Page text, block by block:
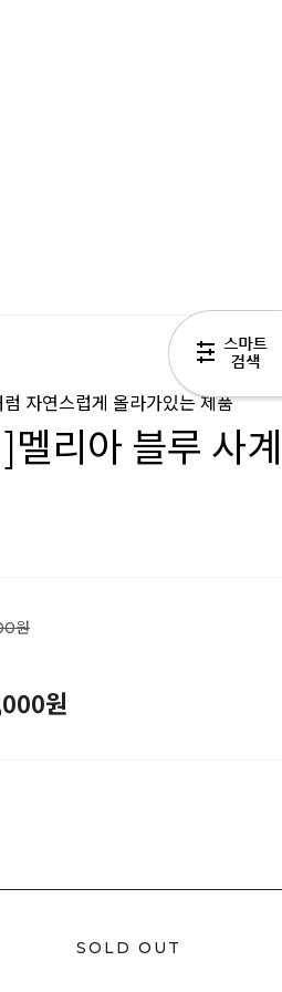
자연스럽게 올라가있는 제품
리아 블루 사
원
원
SOLD OUT